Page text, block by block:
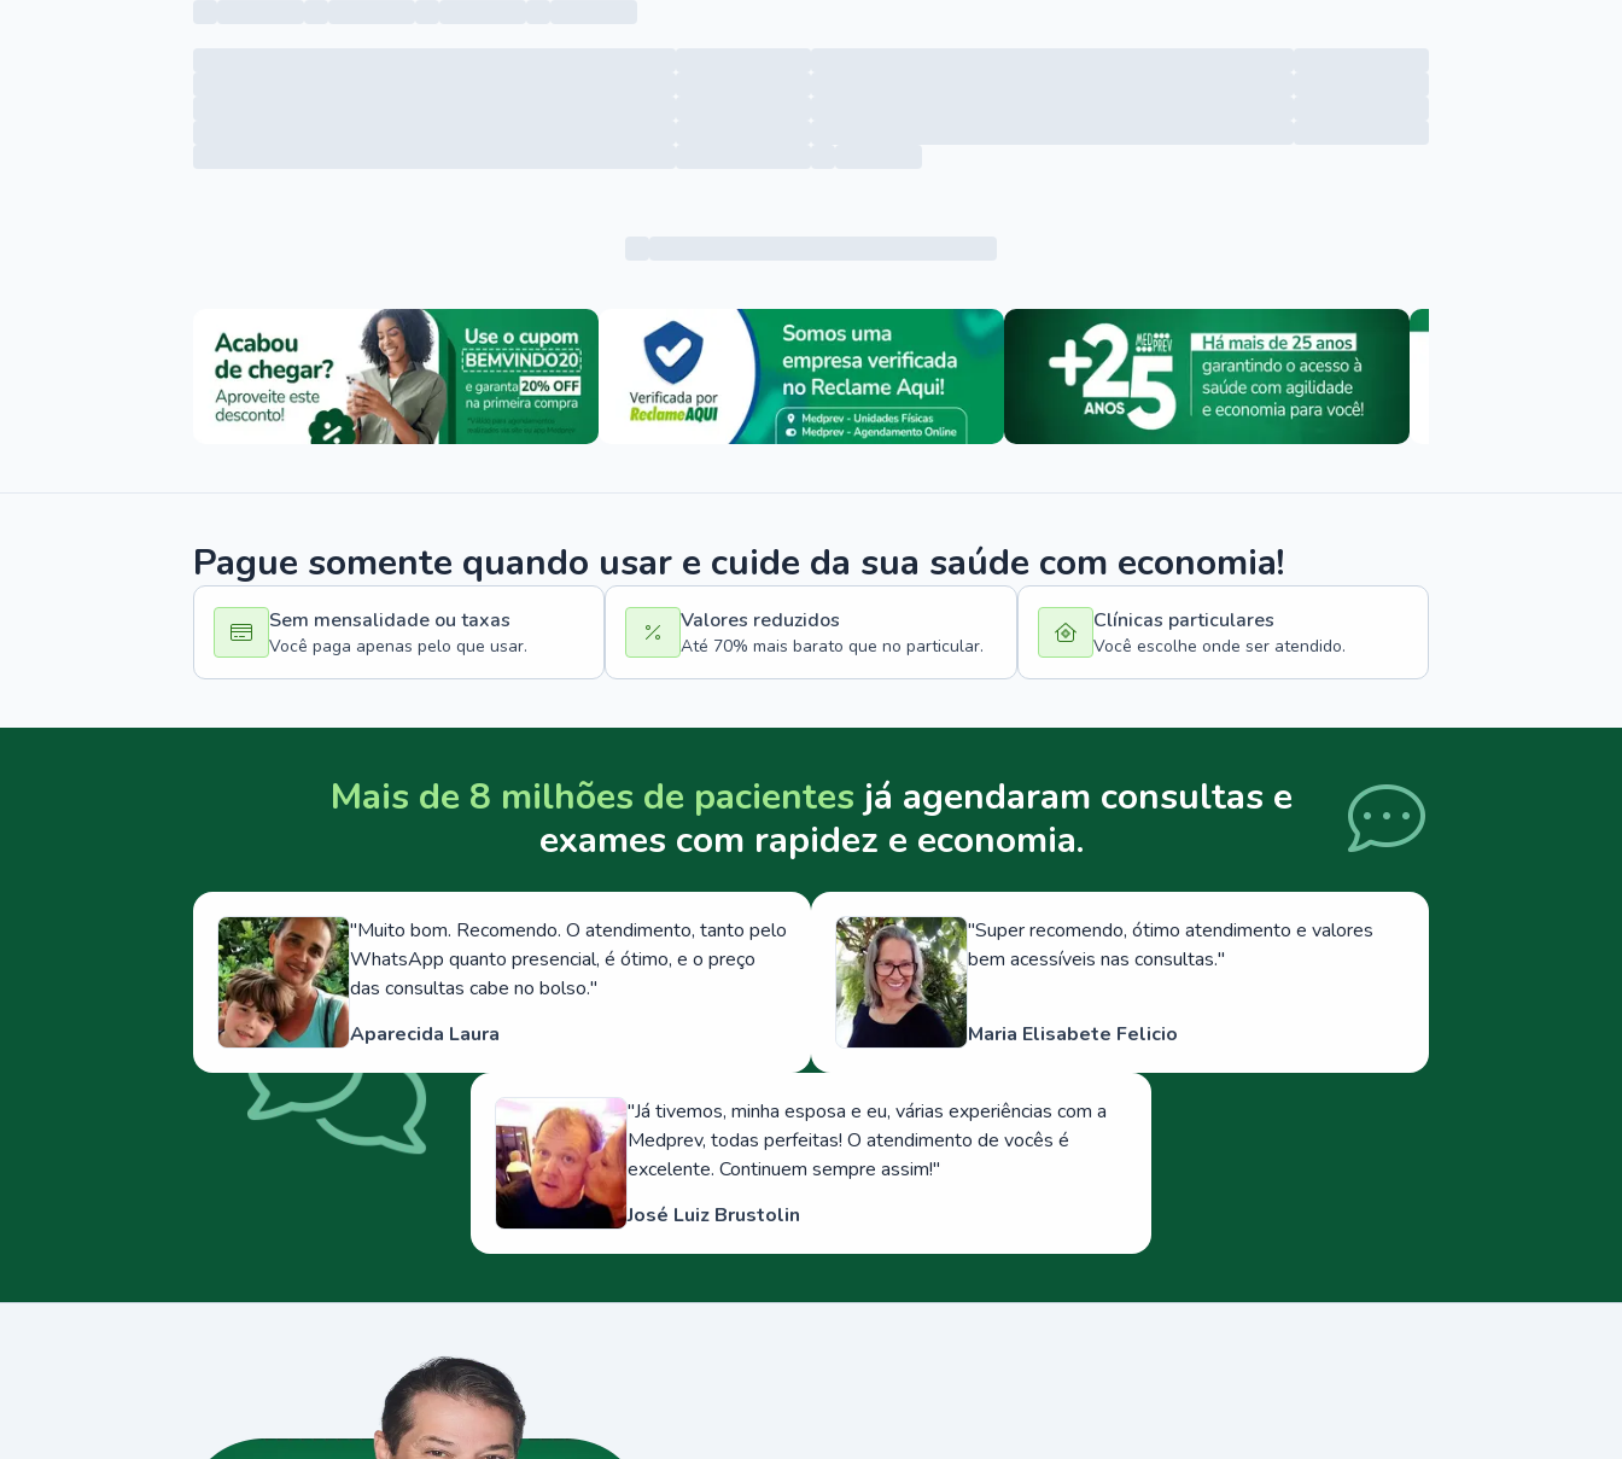
Menu lateral
Pague somente quando usar e cuide da sua saúde com economia!
Sem mensalidade ou taxas
Você paga apenas pelo que usar.
Valores reduzidos
Até 70% mais barato que no particular.
Clínicas particulares
Você escolhe onde ser atendido.
Mais de 8 milhões de pacientes já agendaram consultas e
exames com rapidez e economia.
"Muito bom. Recomendo. O atendimento, tanto pelo
WhatsApp quanto presencial, é ótimo, e o preço
das consultas cabe no bolso."
Aparecida Laura
"Super recomendo, ótimo atendimento e valores
bem acessíveis nas consultas."
Maria Elisabete Felicio
"Já tivemos, minha esposa e eu, várias experiências com a
Medprev, todas perfeitas! O atendimento de vocês é
excelente. Continuem sempre assim!"
José Luiz Brustolin